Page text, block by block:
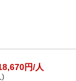
円/人
)